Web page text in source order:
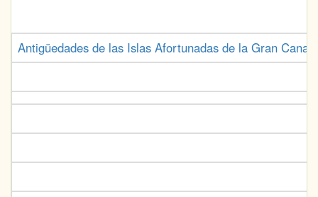
Antigüedades de las Islas Afortunadas de la Gran